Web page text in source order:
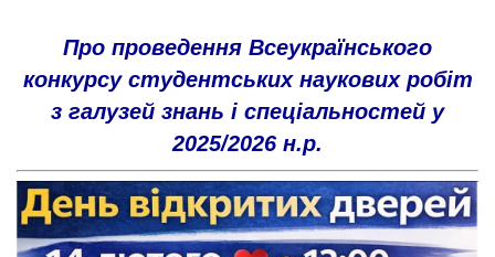
Про проведення Всеукраїнського
конкурсу студентських наукових робіт
з галузей знань і спеціальностей у
2025/2026 н.р.